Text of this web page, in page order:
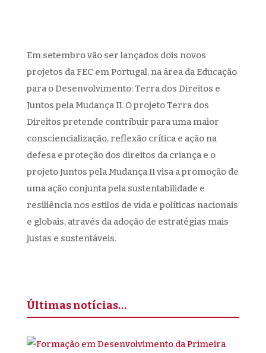
Em setembro vão ser lançados dois novos
projetos da FEC em Portugal, na área da Educação
para o Desenvolvimento: Terra dos Direitos e
Juntos pela Mudança II. O projeto Terra dos
Direitos pretende contribuir para uma maior
consciencialização, reflexão crítica e ação na
defesa e proteção dos direitos da criança e o
projeto Juntos pela Mudança II visa a promoção de
uma ação conjunta pela sustentabilidade e
resiliência nos estilos de vida e políticas nacionais
e globais, através da adoção de estratégias mais
justas e sustentáveis.
Últimas notícias…